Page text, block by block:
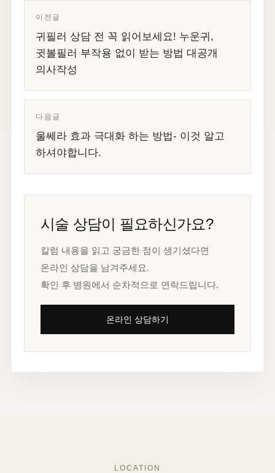
이전글
귀필러 상담 전 꼭 읽어보세요! 누운귀,
귓볼필러 부작용 없이 받는 방법 대공개
의사작성
다음글
울쎄라 효과 극대화 하는 방법- 이것 알고
하셔야합니다.
시술 상담이 필요하신가요?
칼럼 내용을 읽고 궁금한 점이 생기셨다면
온라인 상담을 남겨주세요.
확인 후 병원에서 순차적으로 연락드립니다.
온라인 상담하기
LOCATION